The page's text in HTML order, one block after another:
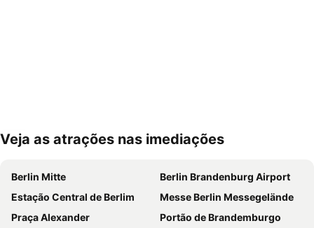
Ampliar mapa
Veja as atrações nas imediações
Berlin Mitte
Berlin Brandenburg Airport
Estação Central de Berlim
Messe Berlin Messegelände
Praça Alexander
Portão de Brandemburgo